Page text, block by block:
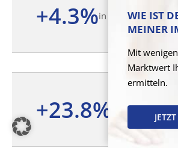
+4.3%in 12 Monaten
+23.8% seit Q1 2020
WIE IST
MEINER
Mit
Marktwert
ermitteln.